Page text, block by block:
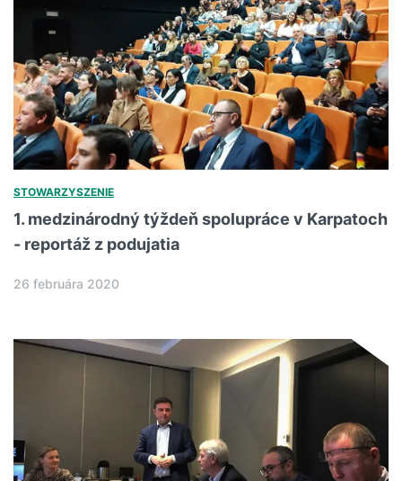
STOWARZYSZENIE
1. medzinárodný týždeň spolupráce v Karpatoch
- reportáž z podujatia
26 februára 2020